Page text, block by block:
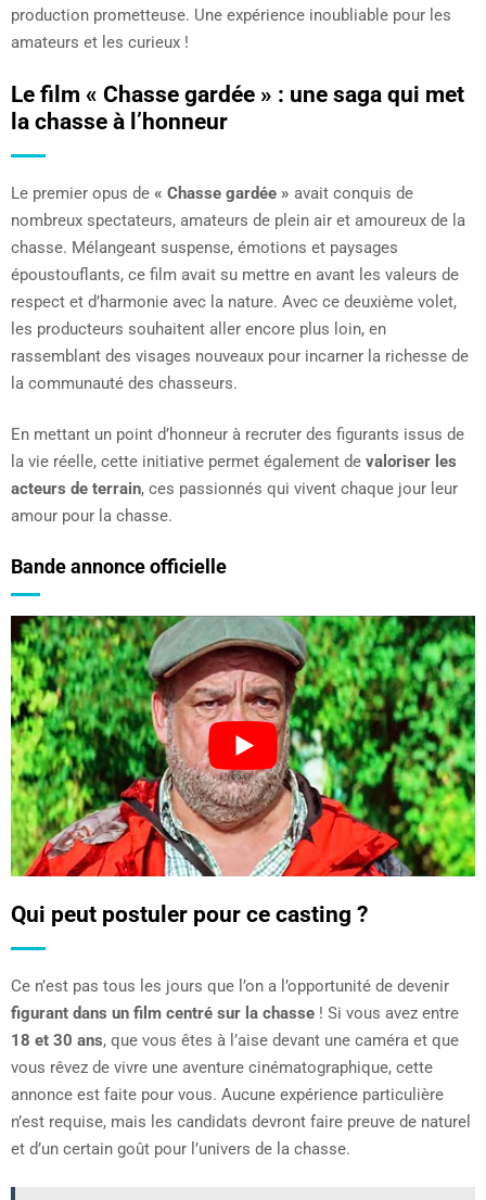
production prometteuse. Une expérience inoubliable pour les
amateurs et les curieux !
Le film « Chasse gardée » : une saga qui met
la chasse à l’honneur
Le premier opus de « Chasse gardée » avait conquis de
nombreux spectateurs, amateurs de plein air et amoureux de la
chasse. Mélangeant suspense, émotions et paysages
époustouflants, ce film avait su mettre en avant les valeurs de
respect et d’harmonie avec la nature. Avec ce deuxième volet,
les producteurs souhaitent aller encore plus loin, en
rassemblant des visages nouveaux pour incarner la richesse de
la communauté des chasseurs.
En mettant un point d’honneur à recruter des figurants issus de
la vie réelle, cette initiative permet également de valoriser les
acteurs de terrain, ces passionnés qui vivent chaque jour leur
amour pour la chasse.
Bande annonce officielle
Qui peut postuler pour ce casting ?
Ce n’est pas tous les jours que l’on a l’opportunité de devenir
figurant dans un film centré sur la chasse ! Si vous avez entre
18 et 30 ans, que vous êtes à l’aise devant une caméra et que
vous rêvez de vivre une aventure cinématographique, cette
annonce est faite pour vous. Aucune expérience particulière
n’est requise, mais les candidats devront faire preuve de naturel
et d’un certain goût pour l’univers de la chasse.